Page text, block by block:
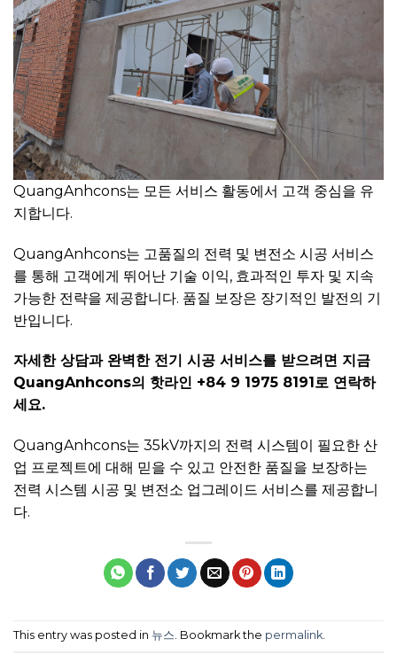
QuangAnhcons는 모든 서비스 활동에서 고객 중심을 유
지합니다.
QuangAnhcons는 고품질의 전력 및 변전소 시공 서비스
를 통해 고객에게 뛰어난 기술 이익, 효과적인 투자 및 지속
가능한 전략을 제공합니다. 품질 보장은 장기적인 발전의 기
반입니다.
자세한 상담과 완벽한 전기 시공 서비스를 받으려면 지금
QuangAnhcons의 핫라인 +84 9 1975 8191로 연락하
세요.
QuangAnhcons는 35kV까지의 전력 시스템이 필요한 산
업 프로젝트에 대해 믿을 수 있고 안전한 품질을 보장하는
전력 시스템 시공 및 변전소 업그레이드 서비스를 제공합니
다.
This entry was posted in 뉴스. Bookmark the permalink.